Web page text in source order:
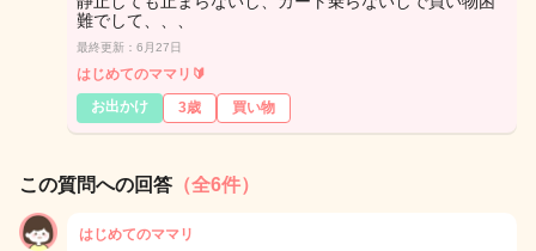
難でして、、、
最終更新：6月27日
はじめてのママリ🔰
お出かけ
3歳 買い物
この質問への回答 （全6件）
はじめてのママリ